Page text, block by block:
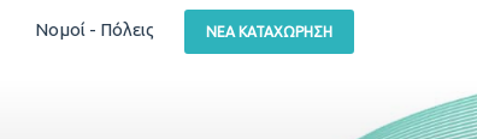
ΝΈΑ ΚΑΤΑΧΏΡΗΣΗ
Νομοί - Πόλεις